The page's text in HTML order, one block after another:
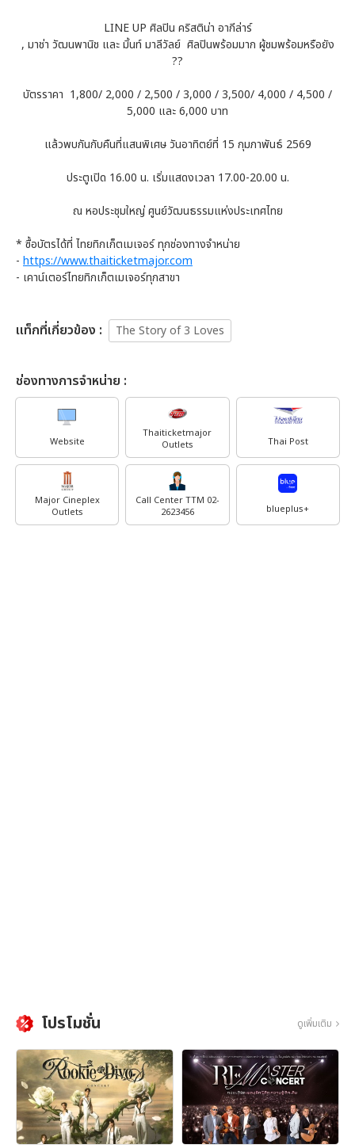
LINE UP ศิลปิน คริสติน่า อากีล่าร์
, มาช่า วัฒนพานิช และ มิ้นท์ มาลีวัลย์ ศิลปินพร้อมมาก ผู้ชมพร้อมหรือยัง
??
บัตรราคา 1,800/ 2,000 / 2,500 / 3,000 / 3,500/ 4,000 / 4,500 /
5,000 และ 6,000 บาท
แล้วพบกันกับคืนที่แสนพิเศษ วันอาทิตย์ที่ 15 กุมภาพันธ์ 2569
ประตูเปิด 16.00 น. เริ่มแสดงเวลา 17.00-20.00 น.
ณ หอประชุมใหญ่ ศูนย์วัฒนธรรมแห่งประเทศไทย
* ซื้อบัตรได้ที่ ไทยทิกเก็ตเมเจอร์ ทุกช่องทางจำหน่าย
- https://www.thaiticketmajor.com
- เคาน์เตอร์ไทยทิกเก็ตเมเจอร์ทุกสาขา
เเท็กที่เกี่ยวข้อง : The Story of 3 Loves
ช่องทางการจำหน่าย :
Website
Thaiticketmajor
Outlets
Thai Post
Major Cineplex
Outlets
Call Center TTM 02-
2623456
blueplus+
โปรโมชั่น ดูเพิ่มเติม